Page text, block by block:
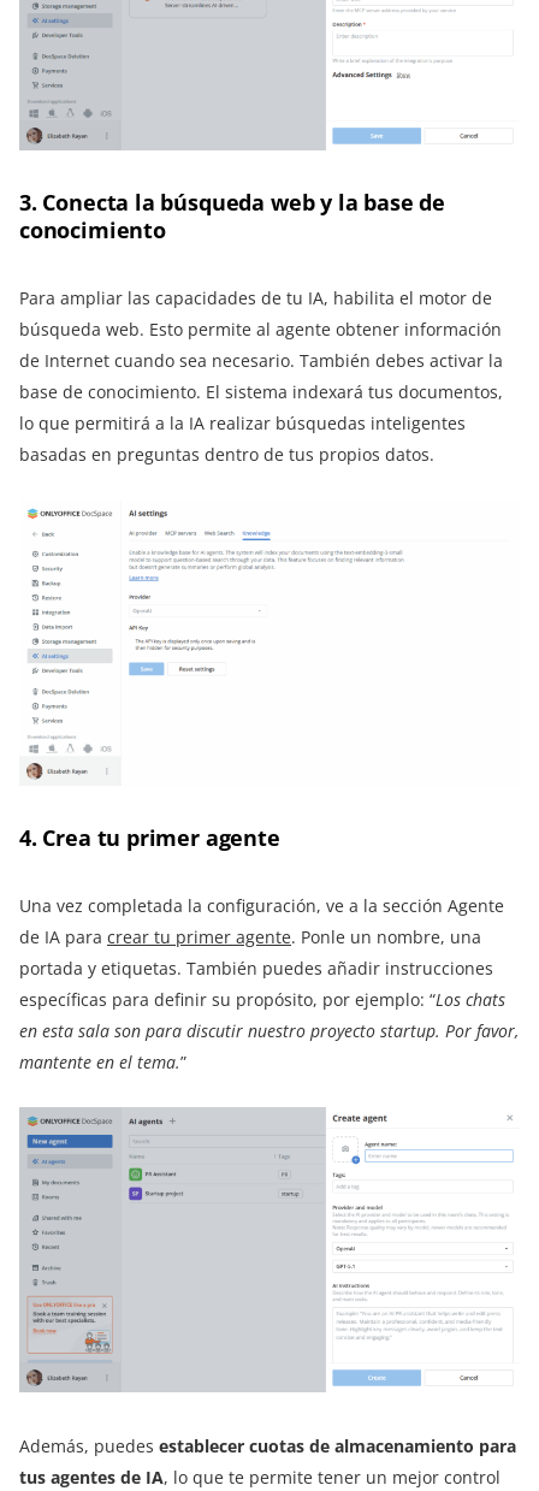
3. Conecta la búsqueda web y la base de
conocimiento
Para ampliar las capacidades de tu IA, habilita el motor de
búsqueda web. Esto permite al agente obtener información
de Internet cuando sea necesario. También debes activar la
base de conocimiento. El sistema indexará tus documentos,
lo que permitirá a la IA realizar búsquedas inteligentes
basadas en preguntas dentro de tus propios datos.
4. Crea tu primer agente
Una vez completada la configuración, ve a la sección Agente
de IA para crear tu primer agente. Ponle un nombre, una
portada y etiquetas. También puedes añadir instrucciones
específicas para definir su propósito, por ejemplo: “Los chats
en esta sala son para discutir nuestro proyecto startup. Por favor,
mantente en el tema.”
Además, puedes establecer cuotas de almacenamiento para
tus agentes de IA, lo que te permite tener un mejor control